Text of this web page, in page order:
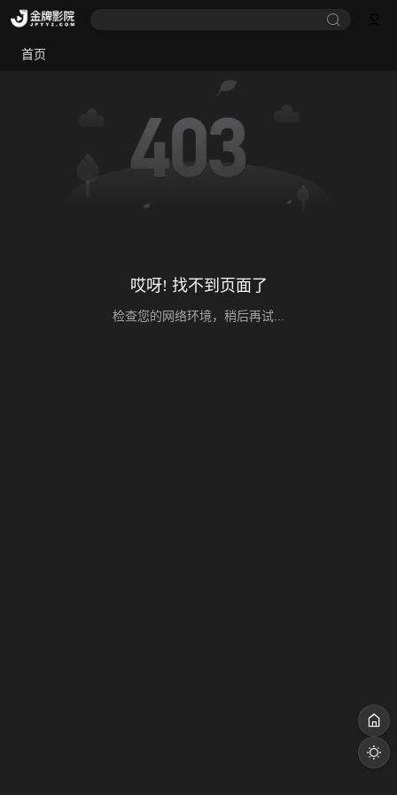
首页
哎呀! 找不到页面了
检查您的网络环境，稍后再试...